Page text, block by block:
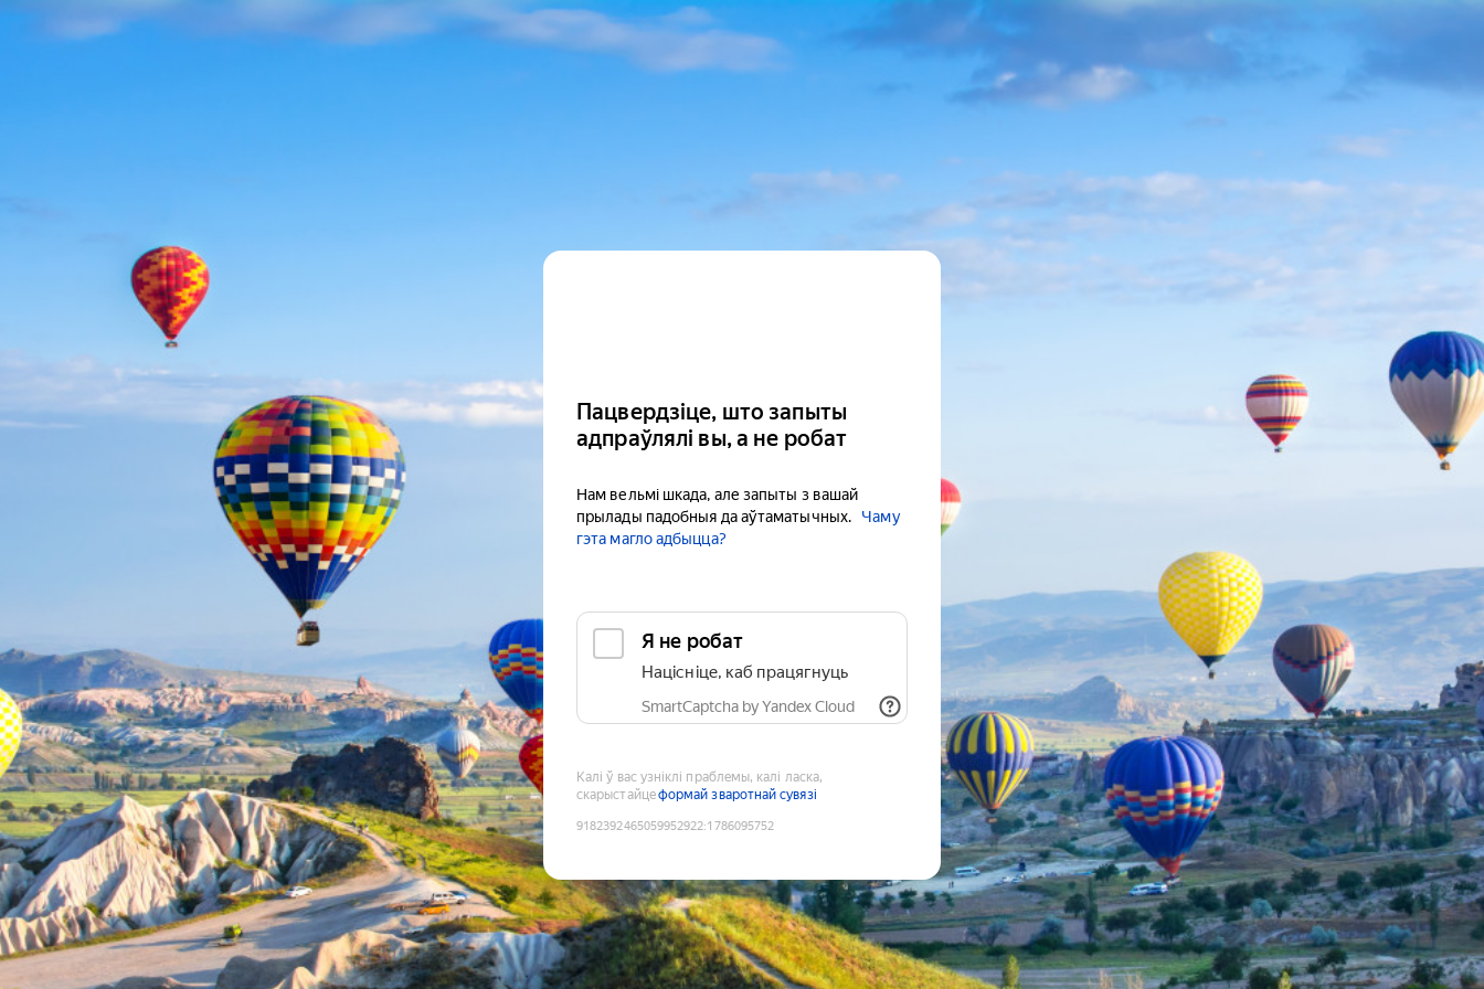
Пацвердзіце, што запыты
адпраўлялі вы, а не робат
Нам вельмі шкада, але запыты з вашай
прылады падобныя да аўтаматычных.
Чаму
гэта магло адбыцца?
Я не робат
Націсніце, каб працягнуць
SmartCaptcha by Yandex Cloud
Калі ў вас узніклі праблемы, калі ласка,
скарыстайцеформай зваротнай сувязі
9182392465059952922:1786095752